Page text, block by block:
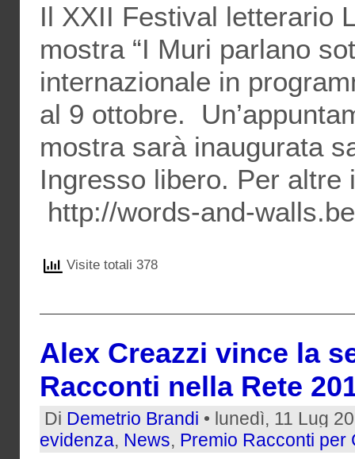
Il XXII Festival letterario
mostra “I Muri parlano
internazionale in
al 9 ottobre.
mostra sarà inaugurata
Ingresso libero. Per
http://words-and-
Visite totali 378
Alex Creazzi vince la
Racconti nella Rete
Di Demetrio Brandi • lunedì, 11 Lug
evidenza, News, Premio Racconti per